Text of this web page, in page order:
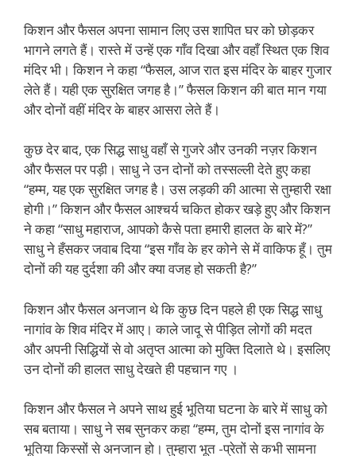
किशन और फैसल अपना सामान लिए उस शापित घर को छोड़कर
भागने लगते हैं। रास्ते में उन्हें एक गाँव दिखा और वहाँ स्थित एक शिव
मंदिर भी। किशन ने कहा “फैसल, आज रात इस मंदिर के बाहर गुजार
लेते हैं। यही एक सुरक्षित जगह है।” फैसल किशन की बात मान गया
और दोनों वहीं मंदिर के बाहर आसरा लेते हैं।
कुछ देर बाद, एक सिद्ध साधु वहाँ से गुजरे और उनकी नज़र किशन
और फैसल पर पड़ी। साधु ने उन दोनों को तस्सल्ली देते हुए कहा
“हम्म, यह एक सुरक्षित जगह है। उस लड़की की आत्मा से तुम्हारी रक्षा
होगी।” किशन और फैसल आश्चर्य चकित होकर खड़े हुए और किशन
ने कहा “साधु महाराज, आपको कैसे पता हमारी हालत के बारे में?”
साधु ने हँसकर जवाब दिया “इस गाँव के हर कोने से में वाकिफ हूँ। तुम
दोनों की यह दुर्दशा की और क्या वजह हो सकती है?”
किशन और फैसल अनजान थे कि कुछ दिन पहले ही एक सिद्ध साधु
नागांव के शिव मंदिर में आए। काले जादू से पीड़ित लोगों की मदत
और अपनी सिद्धियों से वो अतृप्त आत्मा को मुक्ति दिलाते थे। इसलिए
उन दोनों की हालत साधु देखते ही पहचान गए ।
किशन और फैसल ने अपने साथ हुई भूतिया घटना के बारे में साधु को
सब बताया। साधु ने सब सुनकर कहा “हम्म, तुम दोनों इस नागांव के
भूतिया किस्सों से अनजान हो। तुम्हारा भूत -प्रेतों से कभी सामना